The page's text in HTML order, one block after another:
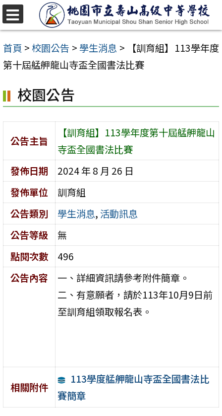
跳
至
主
要
容
區
首頁 >校園公告 > 學生消息 >
【訓育組】113學年度
第十屆艋舺龍山寺盃全國書法比賽
校園公告
公告主旨
【訓育組】113學年度第十屆艋舺龍山
寺盃全國書法比賽
發佈日期
2024 年 8 月 26 日
發佈單位
訓育組
公告類別
學生消息, 活動訊息
公告等級
無
點閱次數
496
公告內容
一、詳細資訊請參考附件簡章。
二、有意願者，請於113年10月9日前
至訓育組領取報名表。
相關附件
113學度艋舺龍山寺盃全國書法比
賽簡章
選
單